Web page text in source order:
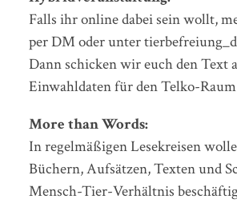
Falls ihr online dabei sein wollt,
per DM oder unter
Dann schicken wir euch den Text
Einwahldaten für den Telko-
More than Words:
In regelmäßigen Lesekreisen
Büchern, Aufsätzen, Texten und
Mensch-Tier-Verhältnis